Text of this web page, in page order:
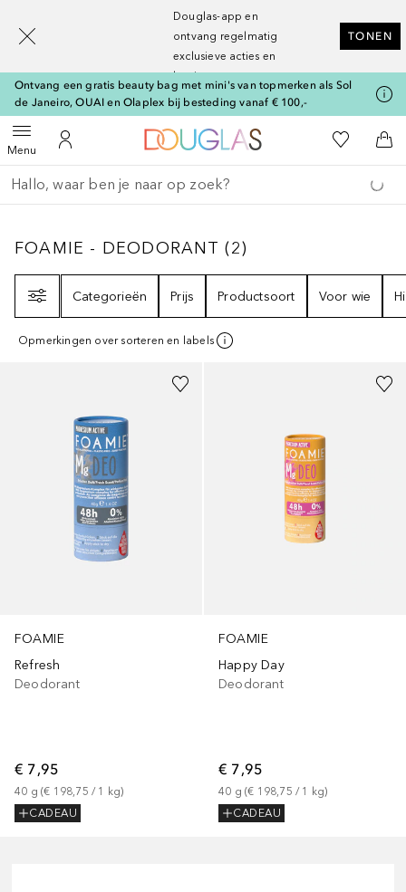
Douglas-app en
ontvang regelmatig
exclusieve acties en
kortingen
TONEN
Ontvang een gratis beauty bag met mini's van topmerken als Sol
de Janeiro, OUAI en Olaplex bij besteding vanaf € 100,-
MenuOpen menuNaar Mijn Account
Naar Douglas Home
Naar Mijn
Ga terug
Zoekopdracht uitvoeren
FOAMIE - DEODORANT2
FOAMIE - DEODORANT (2)
Categorieën
Prijs Productsoort Voor wie
Opmerkingen over sorteren en labels
FOAMIE
Refresh
Deodorant
€ 7,95
40 g (€ 198,75 / 1 kg)
CADEAU
FOAMIE
Happy Day
Deodorant
€ 7,95
40 g (€ 198,75 / 1 kg)
CADEAU
[navigation.slideout.screenreader]